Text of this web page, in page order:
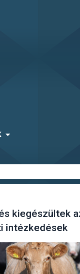
kiegészültek
intézkedések